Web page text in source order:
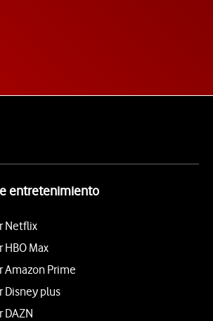
entretenimiento
Netflix
Max
Amazon Prime
Disney plus
DAZN